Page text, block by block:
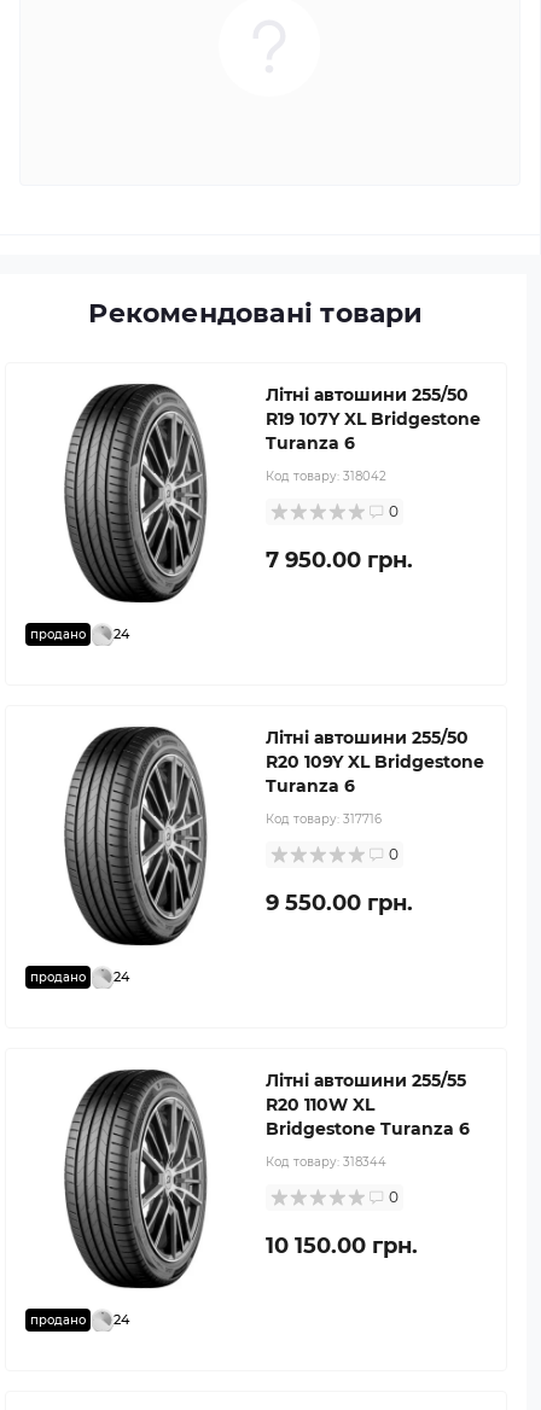
Рекомендовані товари
продано 24
Літні автошини 255/50
R19 107Y XL Bridgestone
Turanza 6
Код товару: 318042
0
7 950.00 грн.
продано 24
Літні автошини 255/50
R20 109Y XL Bridgestone
Turanza 6
Код товару: 317716
0
9 550.00 грн.
продано 24
Літні автошини 255/55
R20 110W XL
Bridgestone Turanza 6
Код товару: 318344
0
10 150.00 грн.